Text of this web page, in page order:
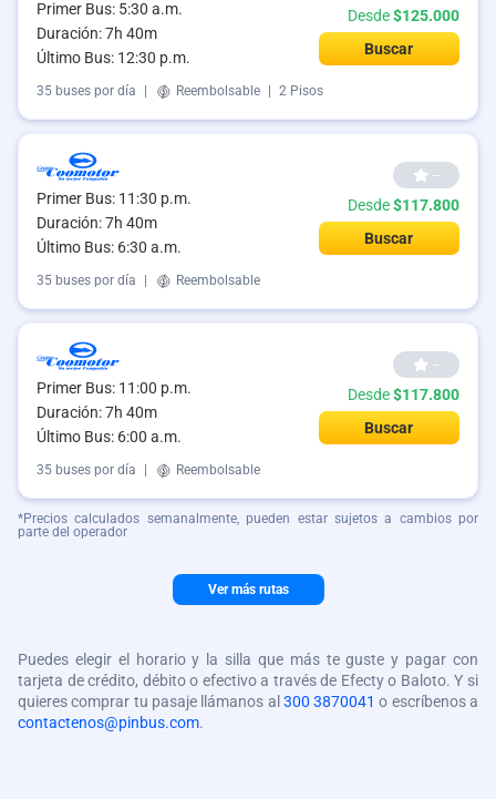
Primer Bus: 5:30 a.m.
Duración: 7h 40m
Último Bus: 12:30 p.m.
Desde$125.000
Buscar
35 buses por día Reembolsable 2 Pisos
Primer Bus: 11:30 p.m.
Duración: 7h 40m
Último Bus: 6:30 a.m.
--
Desde$117.800
Buscar
35 buses por día Reembolsable
Primer Bus: 11:00 p.m.
Duración: 7h 40m
Último Bus: 6:00 a.m.
--
Desde$117.800
Buscar
35 buses por día Reembolsable
*Precios calculados semanalmente, pueden estar sujetos a cambios por
parte del operador
Ver más rutas
Puedes elegir el horario y la silla que más te guste y pagar con
tarjeta de crédito, débito o efectivo a través de Efecty o Baloto. Y si
quieres comprar tu pasaje llámanos al 300 3870041 o escríbenos a
contactenos@pinbus.com.